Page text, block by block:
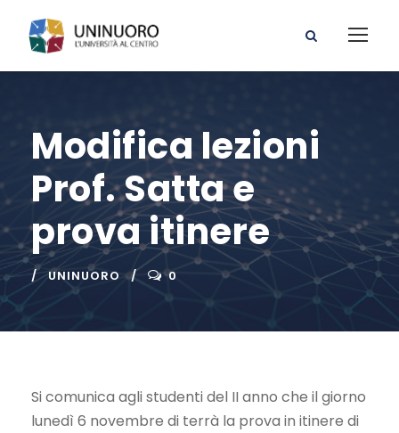
Modifica lezioni
Prof. Satta e
prova itinere
UNINUORO 0
Si comunica agli studenti del II anno che il giorno
lunedì 6 novembre di terrà la prova in itinere di